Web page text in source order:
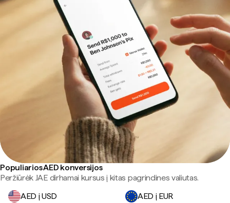
Populiarios AED konversijos
Peržiūrėk JAE dirhamai kursus į kitas pagrindines valiutas.
AED į USD
AED į EUR